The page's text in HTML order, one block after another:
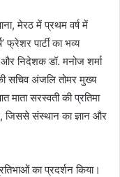
मेरठ में प्रथम वर्ष में
फ्रेशर पार्टी का भव्य
और निदेशक डॉ. मनोज शर्मा
सचिव अंजलि तोमर मुख्य
सरस्वती की प्रतिमा
जिससे संस्थान का ज्ञान और
का प्रदर्शन किया।